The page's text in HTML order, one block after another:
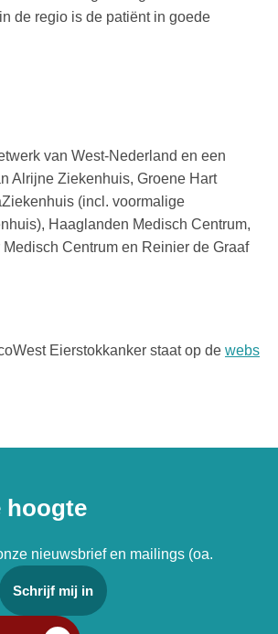
de regio is de patiënt in goede
van West-Nederland en een
Alrijne Ziekenhuis, Groene Hart
(incl. voormalige
Haaglanden Medisch Centrum,
Centrum en Reinier de Graaf
Eierstokkanker staat op de webs
hoogte
nieuwsbrief en mailings (oa.
Schrijf mij in